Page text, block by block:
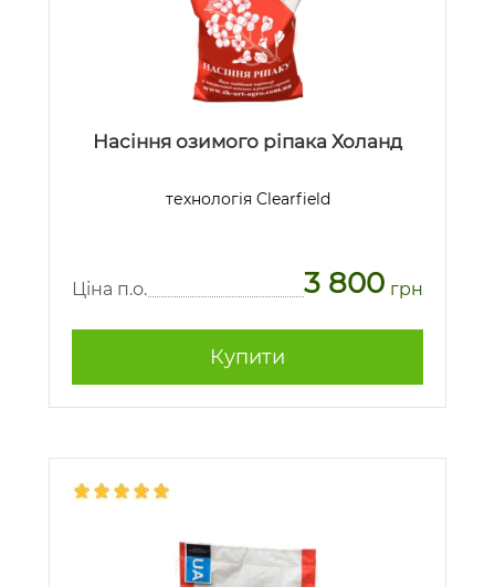
Насіння озимого ріпака Холанд
технологія Clearfield
Ціна п.о. 3 800 грн
Купити